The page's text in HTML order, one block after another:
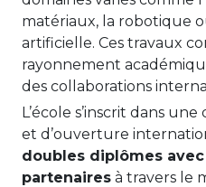
matériaux, la robotique
artificielle. Ces travaux
rayonnement
des collaborations
L’école s’inscrit dans
et d’ouverture
doubles diplômes
partenaires à travers le